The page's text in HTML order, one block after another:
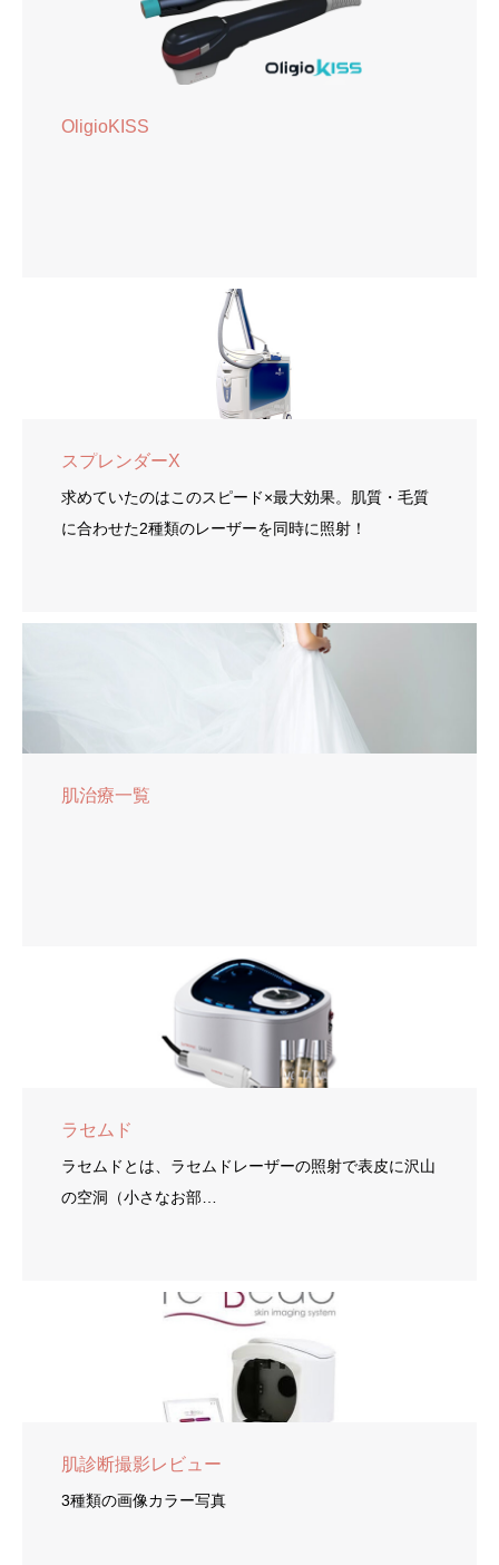
OligioKISS
スプレンダーX
求めていたのはこのスピード×最大効果。肌質・毛質
に合わせた2種類のレーザーを同時に照射！
肌治療一覧
ラセムド
ラセムドとは、ラセムドレーザーの照射で表皮に沢山
の空洞（小さなお部…
肌診断撮影レビュー
3種類の画像カラー写真